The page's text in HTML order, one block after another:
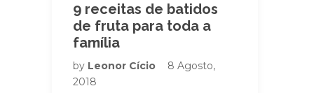
9 receitas de batidos
de fruta para toda a
família
by Leonor Cício
8 Agosto,
2018